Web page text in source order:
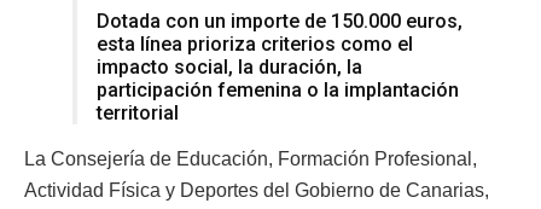
Dotada con un importe de 150.000 euros,
esta línea prioriza criterios como el
impacto social, la duración, la
participación femenina o la implantación
territorial
La Consejería de Educación, Formación Profesional,
Actividad Física y Deportes del Gobierno de Canarias,